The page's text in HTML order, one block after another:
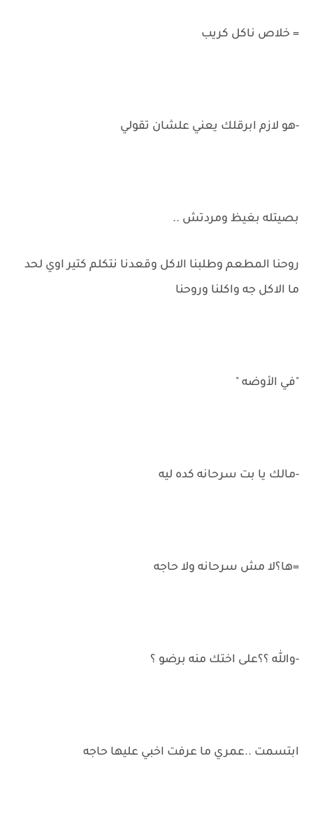
= خلاص ناكل كريب
-هو لازم ابرقلك يعني علشان تقولي
بصيتله بغيظ ومردتش ..
روحنا المطعم وطلبنا الاكل وقعدنا نتكلم كتير اوي لحد
ما الاكل جه واكلنا وروحنا
"في الأوضه "
-مالك يا بت سرحانه كده ليه
=ها؟لا مش سرحانه ولا حاجه
-والله ؟؟على اختك منه برضو ؟
ابتسمت ..عمري ما عرفت اخبي عليها حاجه